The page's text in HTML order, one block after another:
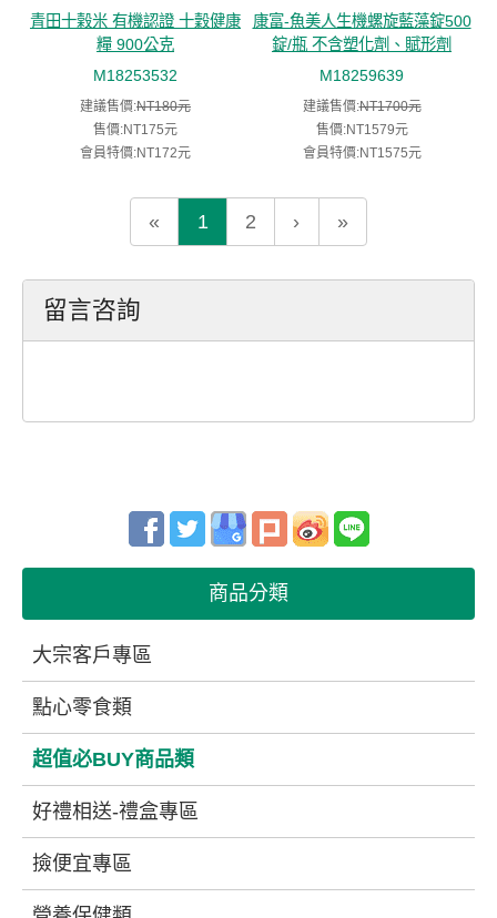
青田十榖米 有機認證 十穀健康
糧 900公克
M18253532
建議售價:NT180元
售價:NT175元
會員特價:NT172元
康富-魚美人生機螺旋藍藻錠500
錠/瓶 不含塑化劑、賦形劑
M18259639
建議售價:NT1700元
售價:NT1579元
會員特價:NT1575元
« 1 2 › »
留言咨詢
商品分類
大宗客戶專區
點心零食類
超值必BUY商品類
好禮相送-禮盒專區
撿便宜專區